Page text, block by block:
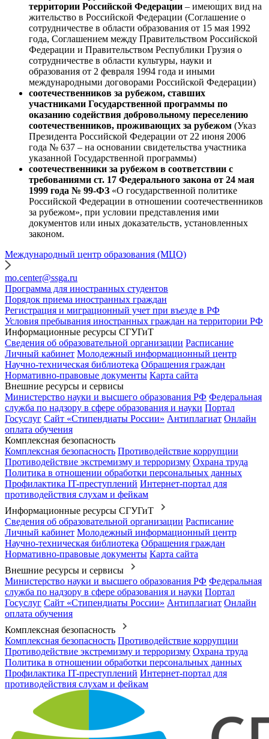
территории Российской Федерации – имеющих вид на
жительство в Российской Федерации (Соглашение о
сотрудничестве в области образования от 15 мая 1992
года, Соглашением между Правительством Российской
Федерации и Правительством Республики Грузия о
сотрудничестве в области культуры, науки и
образования от 2 февраля 1994 года и иными
международными договорами Российской Федерации)
соотечественников за рубежом, ставших
участниками Государственной программы по
оказанию содействия добровольному переселению
соотечественников, проживающих за рубежом (Указ
Президента Российской Федерации от 22 июня 2006
года № 637 – на основании свидетельства участника
указанной Государственной программы)
соотечественники за рубежом в соответствии с
требованиями ст. 17 Федерального закона от 24 мая
1999 года № 99-ФЗ «О государственной политике
Российской Федерации в отношении соотечественников
за рубежом», при условии представления ими
документов или иных доказательств, установленных
законом.
Международный центр образования (МЦО)
mo.center@ssga.ru
Программа для иностранных студентов
Порядок приема иностранных граждан
Регистрация и миграционный учет при въезде в РФ
Условия пребывания иностранных граждан на территории РФ
Информационные ресурсы СГУГиТ
Сведения об образовательной организации Расписание
Личный кабинет Молодежный информационный центр
Научно-техническая библиотека Обращения граждан
Нормативно-правовые документы Карта сайта
Внешние ресурсы и сервисы
Министерство науки и высшего образования РФ Федеральная
служба по надзору в сфере образования и науки Портал
Госуслуг Сайт «Стипендиаты России» Антиплагиат Онлайн
оплата обучения
Комплексная безопасность
Комплексная безопасность Противодействие коррупции
Противодействие экстремизму и терроризму Охрана труда
Политика в отношении обработки персональных данных
Профилактика IT-преступлений Интернет-портал для
противодействия слухам и фейкам
Информационные ресурсы СГУГиТ
Сведения об образовательной организации Расписание
Личный кабинет Молодежный информационный центр
Научно-техническая библиотека Обращения граждан
Нормативно-правовые документы Карта сайта
Внешние ресурсы и сервисы
Министерство науки и высшего образования РФ Федеральная
служба по надзору в сфере образования и науки Портал
Госуслуг Сайт «Стипендиаты России» Антиплагиат Онлайн
оплата обучения
Комплексная безопасность
Комплексная безопасность Противодействие коррупции
Противодействие экстремизму и терроризму Охрана труда
Политика в отношении обработки персональных данных
Профилактика IT-преступлений Интернет-портал для
противодействия слухам и фейкам